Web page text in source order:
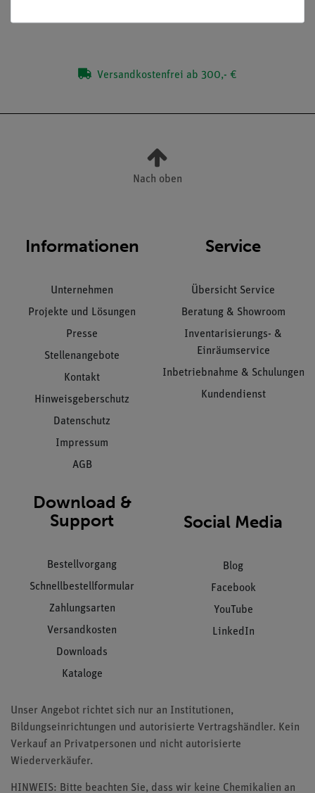
Versandkostenfrei ab 300,- €
Nach oben
Informationen
Unternehmen
Projekte und Lösungen
Presse
Stellenangebote
Kontakt
Hinweisgeberschutz
Datenschutz
Impressum
AGB
Service
Übersicht Service
Beratung & Showroom
Inventarisierungs- &
Einräumservice
Inbetriebnahme & Schulungen
Kundendienst
Download &
Support
Bestellvorgang
Schnellbestellformular
Zahlungsarten
Versandkosten
Downloads
Kataloge
Social Media
Blog
Facebook
YouTube
LinkedIn
Unser Angebot richtet sich nur an Institutionen,
Bildungseinrichtungen und autorisierte Vertragshändler. Kein
Verkauf an Privatpersonen und nicht autorisierte
Wiederverkäufer.
HINWEIS: Bitte beachten Sie, dass wir keine Chemikalien an